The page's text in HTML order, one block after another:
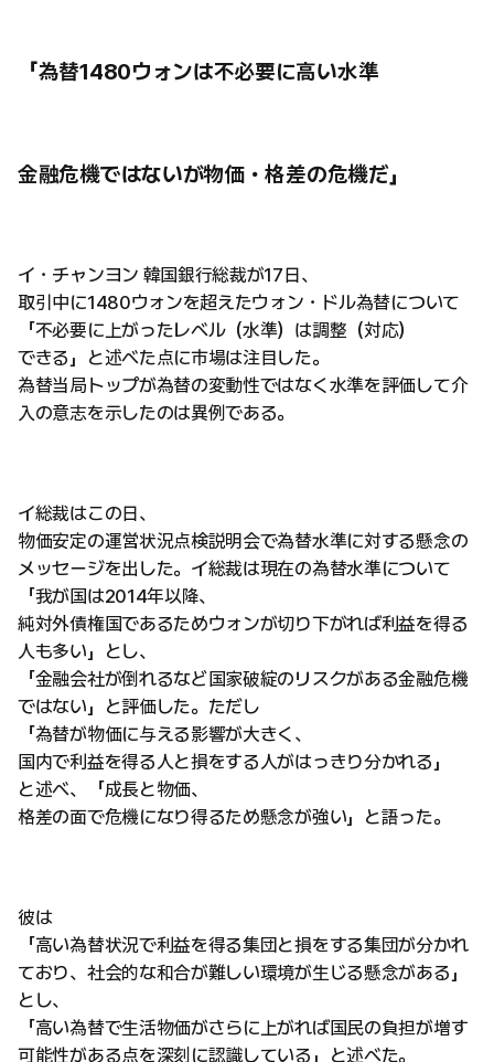
「為替1480ウォンは不必要に高い水準
金融危機ではないが物価・格差の危機だ」
イ・チャンヨン 韓国銀行総裁が17日、
取引中に1480ウォンを超えたウォン・ドル為替について
「不必要に上がったレベル（水準）は調整（対応）
できる」と述べた点に市場は注目した。
為替当局トップが為替の変動性ではなく水準を評価して介
入の意志を示したのは異例である。
イ総裁はこの日、
物価安定の運営状況点検説明会で為替水準に対する懸念の
メッセージを出した。イ総裁は現在の為替水準について
「我が国は2014年以降、
純対外債権国であるためウォンが切り下がれば利益を得る
人も多い」とし、
「金融会社が倒れるなど国家破綻のリスクがある金融危機
ではない」と評価した。ただし
「為替が物価に与える影響が大きく、
国内で利益を得る人と損をする人がはっきり分かれる」
と述べ、「成長と物価、
格差の面で危機になり得るため懸念が強い」と語った。
彼は
「高い為替状況で利益を得る集団と損をする集団が分かれ
ており、社会的な和合が難しい環境が生じる懸念がある」
とし、
「高い為替で生活物価がさらに上がれば国民の負担が増す
可能性がある点を深刻に認識している」と述べた。